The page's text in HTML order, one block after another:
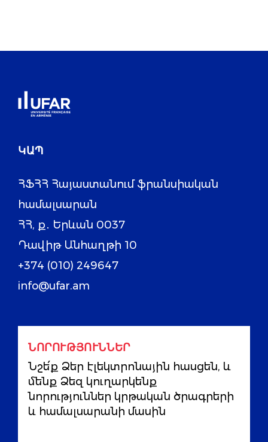
ԿԱՊ
ՀՖՀՀ Հայաստանում ֆրանսիական
համալսարան
ՀՀ, ք․ Երևան 0037
Դավիթ Անհաղթի 10
+374 (010) 249647
info@ufar.am
ՆՈՐՈՒԹՅՈՒՆՆԵՐ
Նշե՛ք Ձեր էլեկտրոնային հասցեն, և
մենք Ձեզ կուղարկենք
նորություններ կրթական ծրագրերի
և համալսարանի մասին